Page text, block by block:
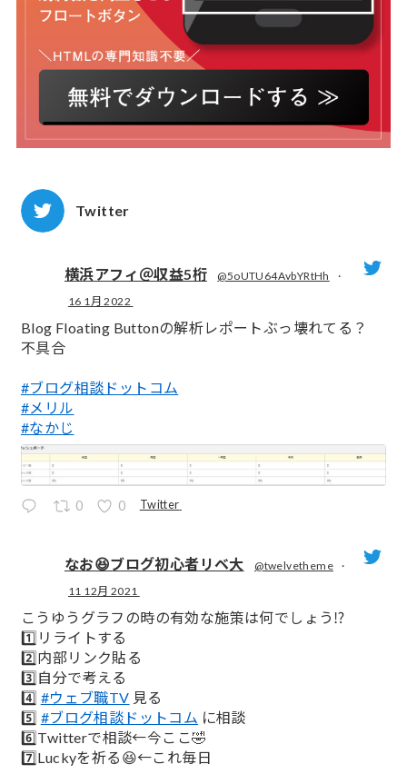
Twitter
横浜アフィ＠収益5桁 @5oUTU64AvbYRtHh
·
16 1月 2022
Blog Floating Buttonの解析レポートぶっ壊れてる？
不具合
#ブログ相談ドットコム
#メリル
#なかじ
0 0 Twitter
なお😆ブログ初心者リベ大 @twelvetheme
·
11 12月 2021
こうゆうグラフの時の有効な施策は何でしょう⁉️
1️⃣リライトする
2️⃣内部リンク貼る
3️⃣自分で考える
4️⃣ #ウェブ職TV 見る
5️⃣ #ブログ相談ドットコム に相談
6️⃣Twitterで相談←今ここ🤣
7️⃣Luckyを祈る😆←これ毎日